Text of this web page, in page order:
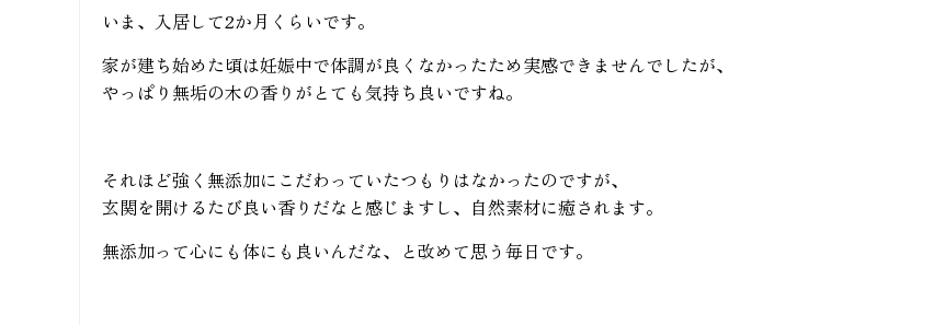
いま、入居して2か月くらいです。
家が建ち始めた頃は妊娠中で体調が良くなかったため実感できませんでしたが、
やっぱり無垢の木の香りがとても気持ち良いですね。
それほど強く無添加にこだわっていたつもりはなかったのですが、
玄関を開けるたび良い香りだなと感じますし、自然素材に癒されます。
無添加って心にも体にも良いんだな、と改めて思う毎日です。